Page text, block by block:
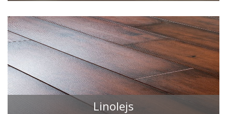
FLĪŽU KOLEKCIJAS
Linolejs